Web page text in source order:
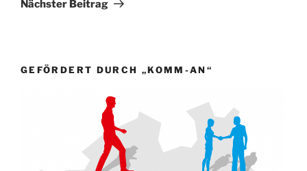
Nächster Beitrag
GEFÖRDERT DURCH „KOMM-AN“